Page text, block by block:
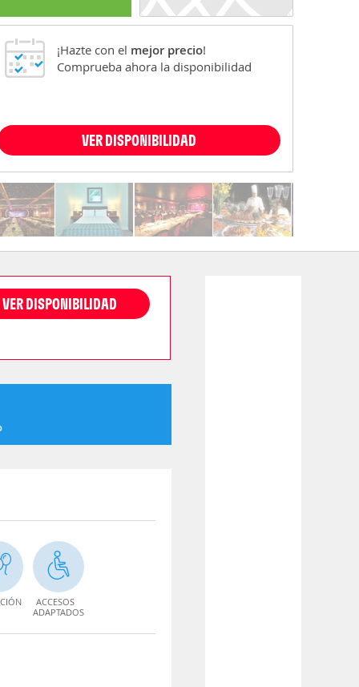
¡Hazte con el mejor precio!
Comprueba ahora la disponibilidad
VER DISPONIBILIDAD
VER DISPONIBILIDAD
ACCESOS
ADAPTADOS